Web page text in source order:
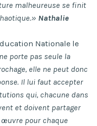
malheureuse se finit
Nathalie
Nationale le
porte pas seule la
elle ne peut donc
Il lui faut accepter
qui, chacune dans
et doivent partager
pour chaque